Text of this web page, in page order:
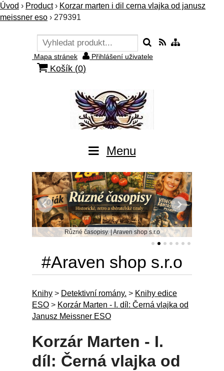
Úvod › Product› Korzar marten i dil cerna vlajka od janusz
meissner eso › 279391
Mapa stránek Přihlášení uživatele
Košík (0)
Menu
Různé časopisy. | Araven shop s.r.o
#Araven shop s.r.o
Knihy > Detektivní romány. > Knihy edice
ESO > Korzár Marten - I. díl: Černá vlajka od
Janusz Meissner ESO
Korzár Marten - I.
díl: Černá vlajka od